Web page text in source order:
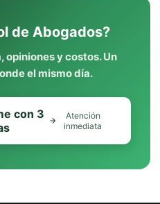
de Abogados?
opiniones y costos. Un
el mismo día.
con 3
Atención
inmediata